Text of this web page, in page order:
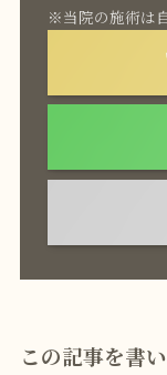
※当院の施術は
この記事を書